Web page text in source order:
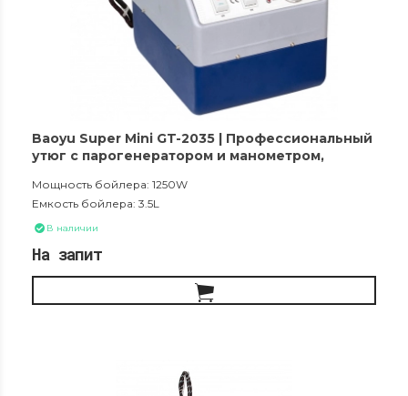
Baoyu Super Mini GT-2035 | Профессиональный
утюг с парогенератором и манометром,
Мощность бойлера: 1250W
Емкость бойлера: 3.5L
В наличии
На запит